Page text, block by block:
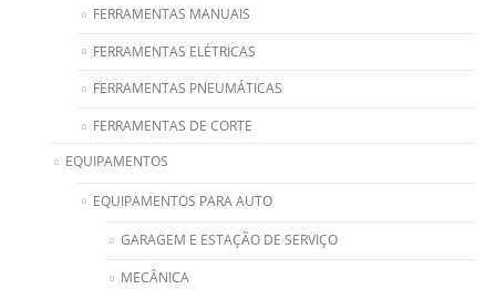
FERRAMENTAS MANUAIS
FERRAMENTAS ELÉTRICAS
FERRAMENTAS PNEUMÁTICAS
FERRAMENTAS DE CORTE
EQUIPAMENTOS
EQUIPAMENTOS PARA AUTO
GARAGEM E ESTAÇÃO DE SERVIÇO
MECÂNICA